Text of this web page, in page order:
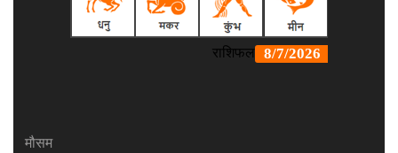
मौसम